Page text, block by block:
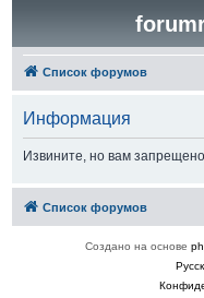
Список форумов
Информация
Извините, но вам
Список форумов
Создано на основе